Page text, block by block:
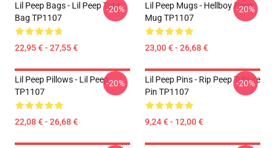
Lil Peep Bags - Lil Peep Tote
Bag TP1107
22,95 € - 27,55 €
-20%
Lil Peep Mugs - Hellboy Peep
Mug TP1107
23,00 € - 26,68 €
-20%
Lil Peep Pillows - Lil Peep
TP1107
22,08 € - 26,68 €
-20%
Lil Peep Pins - Rip Peep Tribute
Pin TP1107
9,24 € - 12,00 €
-20%